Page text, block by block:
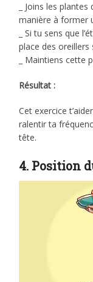
_ Joins les
manière à former
_ Si tu sens que
place des oreillers
_ Maintiens
Résultat :
Cet exercice
ralentir ta
tête.
4. Position